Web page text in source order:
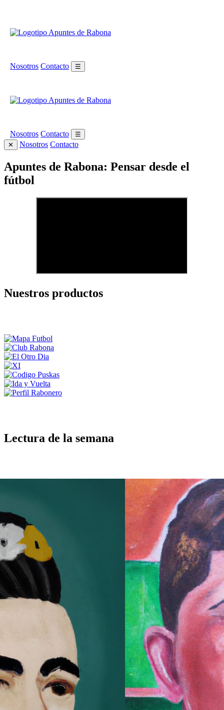
Nosotros Contacto ☰
Nosotros Contacto
☰
✕
Nosotros Contacto
Apuntes de Rabona: Pensar desde el
fútbol
Nuestros productos
Lectura de la semana